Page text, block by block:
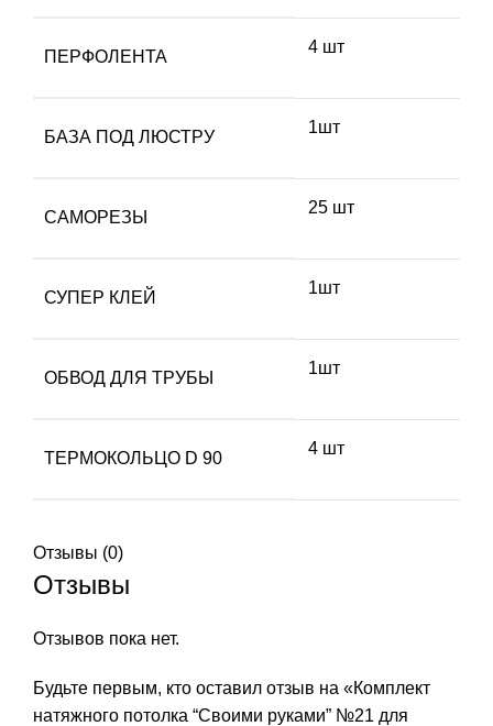
ПЕРФОЛЕНТА
4 шт
БАЗА ПОД ЛЮСТРУ
1шт
САМОРЕЗЫ
25 шт
СУПЕР КЛЕЙ
1шт
ОБВОД ДЛЯ ТРУБЫ
1шт
ТЕРМОКОЛЬЦО D 90
4 шт
Отзывы (0)
Отзывы
Отзывов пока нет.
Будьте первым, кто оставил отзыв на «Комплект
натяжного потолка “Своими руками” №21 для